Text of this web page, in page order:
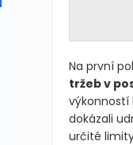
Na první
tržeb v
výkonností
dokázali
určité